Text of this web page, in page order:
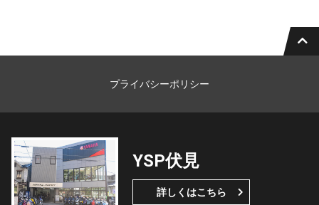
プライバシーポリシー
YSP伏見
詳しくはこちら